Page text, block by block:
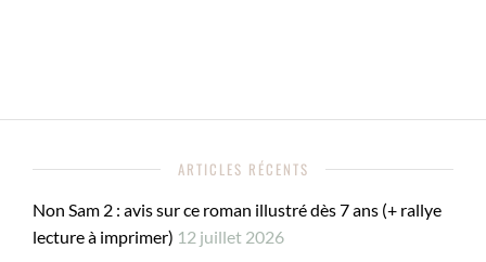
ARTICLES RÉCENTS
Non Sam 2 : avis sur ce roman illustré dès 7 ans (+ rallye
lecture à imprimer) 12 juillet 2026